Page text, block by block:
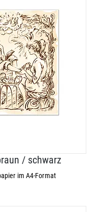
/ schwarz
im A4-Format